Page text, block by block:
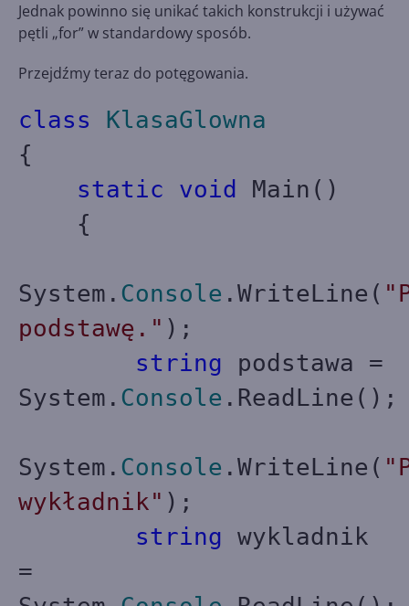
Jednak powinno się unikać takich konstrukcji i używać
pętli „for” w standardowy sposób.
Przejdźmy teraz do potęgowania.
class
KlasaGlowna
{
static
void
Main()
{
System. Console .WriteLine(
podstawę." );
string podstawa =
System. Console .ReadLine();
System. Console .WriteLine(
wykładnik" );
string wykladnik
=